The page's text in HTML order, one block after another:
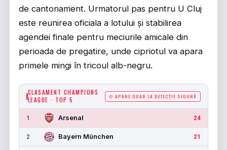
de cantonament. Urmatorul pas pentru U Cluj
este reunirea oficiala a lotului și stabilirea
agendei finale pentru meciurile amicale din
perioada de pregatire, unde cipriotul va apara
primele mingi în tricoul alb-negru.
CLASAMENT CHAMPIONS
LEAGUE · TOP 5
⚙ APARE DOAR LA DETECȚIE SIGURĂ
1 Arsenal 24
2 Bayern München 21